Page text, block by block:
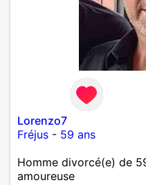
Lorenzo7
Fréjus - 59 ans
Homme divorcé(e) de
amoureuse